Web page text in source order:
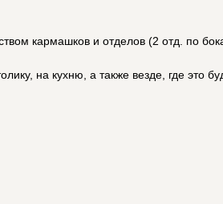
кармашков и отделов (2 отд. по
на кухню, а также везде, где это